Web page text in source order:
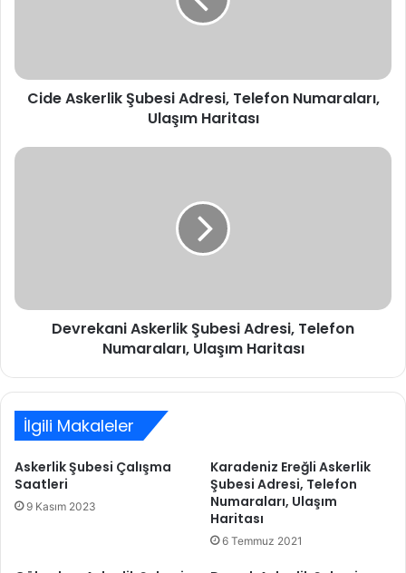
Cide Askerlik Şubesi Adresi, Telefon Numaraları,
Ulaşım Haritası
Devrekani
Devrekani Askerlik Şubesi Adresi, Telefon
Numaraları, Ulaşım Haritası
İlgili Makaleler
Askerlik Şubesi Çalışma
Saatleri
9 Kasım 2023
Karadeniz Ereğli Askerlik
Şubesi Adresi, Telefon
Numaraları, Ulaşım
Haritası
6 Temmuz 2021